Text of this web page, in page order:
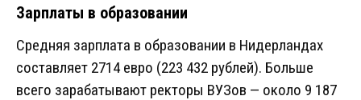
Зарплаты в образовании
Средняя зарплата в образовании в Нидерландах
составляет 2714 евро (223 432 рублей). Больше
всего зарабатывают ректоры ВУЗов — около 9 187